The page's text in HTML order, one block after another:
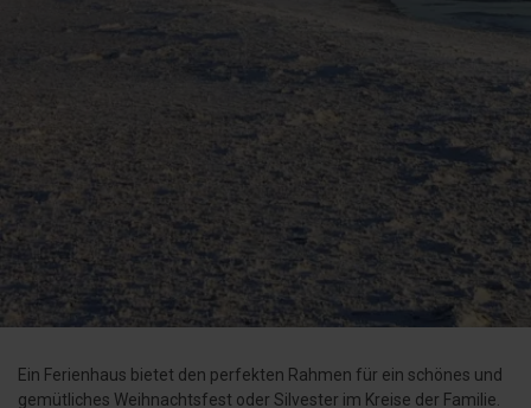
Ein Ferienhaus bietet den perfekten Rahmen für ein schönes und
gemütliches Weihnachtsfest oder Silvester im Kreise der Familie.